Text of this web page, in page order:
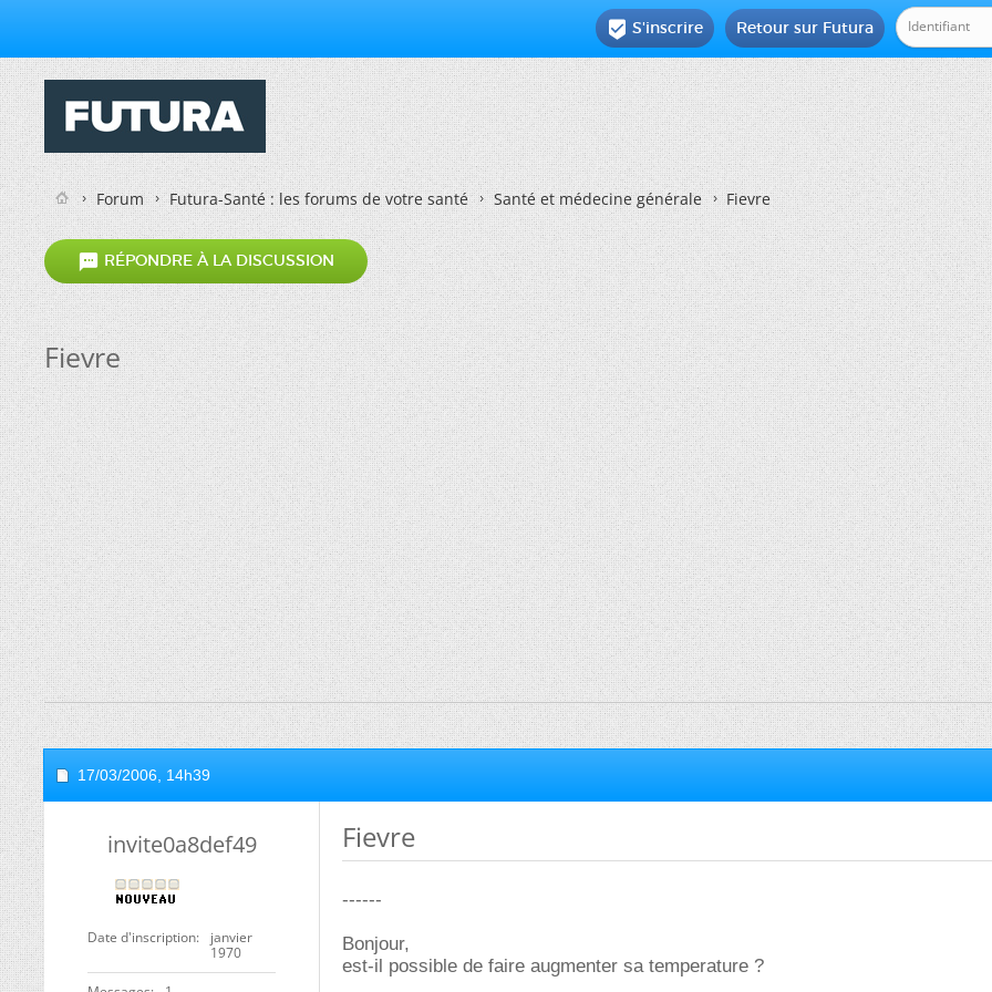
Retour sur Futura
 S'inscrire
Forum Futura-Santé : les forums de votre santé Santé et médecine générale Fievre
 RÉPONDRE À LA DISCUSSION
Fievre
17/03/2006, 14h39
invite0a8def49
Date d'inscription
janvier
1970
Fievre
------
Bonjour,
est-il possible de faire augmenter sa temperature ?